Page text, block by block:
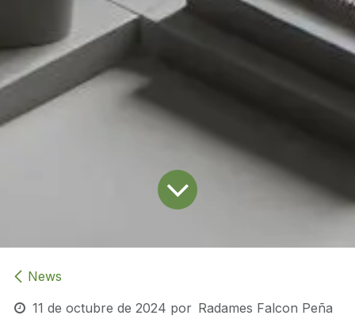
News
11 de octubre de 2024 por Radames Falcon Peña